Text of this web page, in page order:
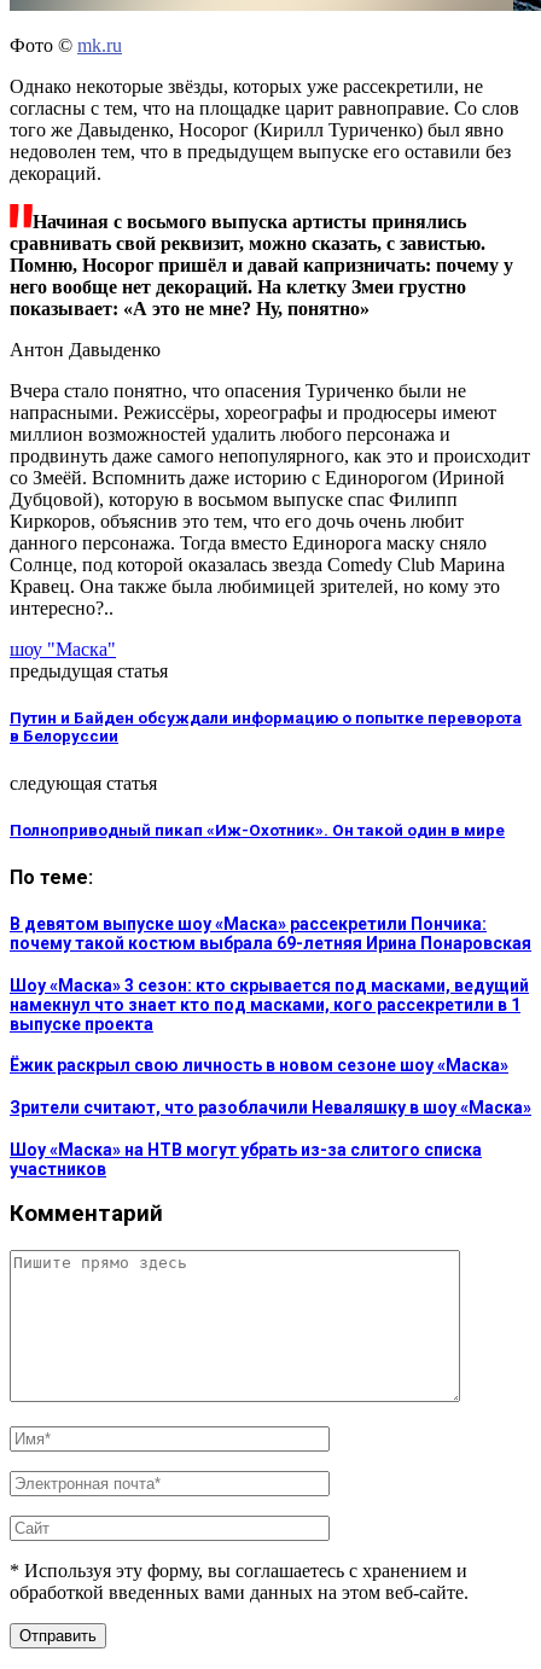
Фото © mk.ru
Однако некоторые звёзды, которых уже рассекретили, не
согласны с тем, что на площадке царит равноправие. Со слов
того же Давыденко, Носорог (Кирилл Туриченко) был явно
недоволен тем, что в предыдущем выпуске его оставили без
декораций.
Начиная с восьмого выпуска артисты принялись
сравнивать свой реквизит, можно сказать, с завистью.
Помню, Носорог пришёл и давай капризничать: почему у
него вообще нет декораций. На клетку Змеи грустно
показывает: «А это не мне? Ну, понятно»
Антон Давыденко
Вчера стало понятно, что опасения Туриченко были не
напрасными. Режиссёры, хореографы и продюсеры имеют
миллион возможностей удалить любого персонажа и
продвинуть даже самого непопулярного, как это и происходит
со Змеёй. Вспомнить даже историю с Единорогом (Ириной
Дубцовой), которую в восьмом выпуске спас Филипп
Киркоров, объяснив это тем, что его дочь очень любит
данного персонажа. Тогда вместо Единорога маску сняло
Солнце, под которой оказалась звезда Comedy Club Марина
Кравец. Она также была любимицей зрителей, но кому это
интересно?..
шоу "Маска"
предыдущая статья
Путин и Байден обсуждали информацию о попытке переворота
в Белоруссии
следующая статья
Полноприводный пикап «Иж-Охотник». Он такой один в мире
По теме:
В девятом выпуске шоу «Маска» рассекретили Пончика:
почему такой костюм выбрала 69-летняя Ирина Понаровская
Шоу «Маска» 3 сезон: кто скрывается под масками, ведущий
намекнул что знает кто под масками, кого рассекретили в 1
выпуске проекта
Ёжик раскрыл свою личность в новом сезоне шоу «Маска»
Зрители считают, что разоблачили Неваляшку в шоу «Маска»
Шоу «Маска» на НТВ могут убрать из-за слитого списка
участников
Комментарий
* Используя эту форму, вы соглашаетесь с хранением и
обработкой введенных вами данных на этом веб-сайте.